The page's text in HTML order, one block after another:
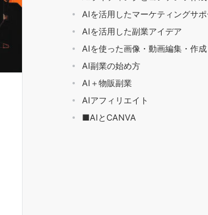
AIを活用したマーケティングサポ
AIを活用した副業アイデア
AIを使った画像・動画編集・作成
AI副業の始め方
AI＋物販副業
AIアフィリエイト
■AIとCANVA